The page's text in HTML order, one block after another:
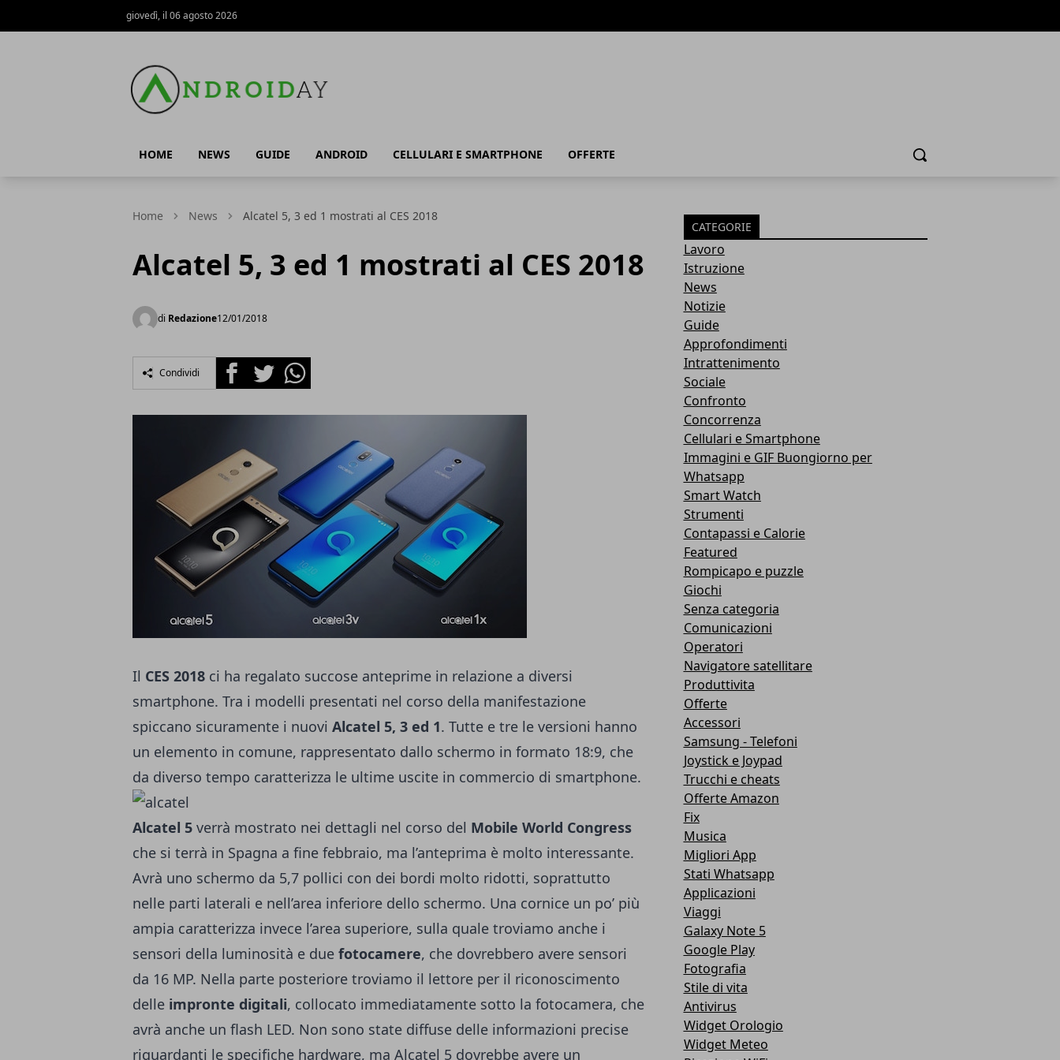
giovedì, il 06 agosto 2026
HOME NEWS GUIDE ANDROID CELLULARI E SMARTPHONE OFFERTE Cerca
Home News Alcatel 5, 3 ed 1 mostrati al CES 2018
Alcatel 5, 3 ed 1 mostrati al CES 2018
di Redazione12/01/2018
Condividi FacebookTwitterWhatsapp
Il CES 2018 ci ha regalato succose anteprime in relazione a diversi
smartphone. Tra i modelli presentati nel corso della manifestazione
spiccano sicuramente i nuovi Alcatel 5, 3 ed 1. Tutte e tre le versioni hanno
un elemento in comune, rappresentato dallo schermo in formato 18:9, che
da diverso tempo caratterizza le ultime uscite in commercio di smartphone.
Alcatel 5 verrà mostrato nei dettagli nel corso del Mobile World Congress
che si terrà in Spagna a fine febbraio, ma l’anteprima è molto interessante.
Avrà uno schermo da 5,7 pollici con dei bordi molto ridotti, soprattutto
nelle parti laterali e nell’area inferiore dello schermo. Una cornice un po’ più
ampia caratterizza invece l’area superiore, sulla quale troviamo anche i
sensori della luminosità e due fotocamere, che dovrebbero avere sensori
da 16 MP. Nella parte posteriore troviamo il lettore per il riconoscimento
delle impronte digitali, collocato immediatamente sotto la fotocamera, che
avrà anche un flash LED. Non sono state diffuse delle informazioni precise
riguardanti le specifiche hardware, ma Alcatel 5 dovrebbe avere un
CATEGORIE
Lavoro
Istruzione
News
Notizie
Guide
Approfondimenti
Intrattenimento
Sociale
Confronto
Concorrenza
Cellulari e Smartphone
Immagini e GIF Buongiorno per
Whatsapp
Smart Watch
Strumenti
Contapassi e Calorie
Featured
Rompicapo e puzzle
Giochi
Senza categoria
Comunicazioni
Operatori
Navigatore satellitare
Produttivita
Offerte
Accessori
Samsung - Telefoni
Joystick e Joypad
Trucchi e cheats
Offerte Amazon
Fix
Musica
Migliori App
Stati Whatsapp
Applicazioni
Viaggi
Galaxy Note 5
Google Play
Fotografia
Stile di vita
Antivirus
Widget Orologio
Widget Meteo